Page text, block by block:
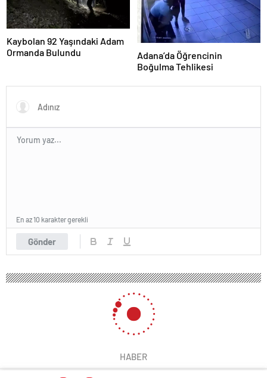
Kaybolan 92 Yaşındaki Adam
Ormanda Bulundu
Adana’da Öğrencinin
Boğulma Tehlikesi
Gönder
En az 10 karakter gerekli
Survivor Yiğit Poyraz eleştirilerin
hedefi oldu! Oyunda dört kişinin
News